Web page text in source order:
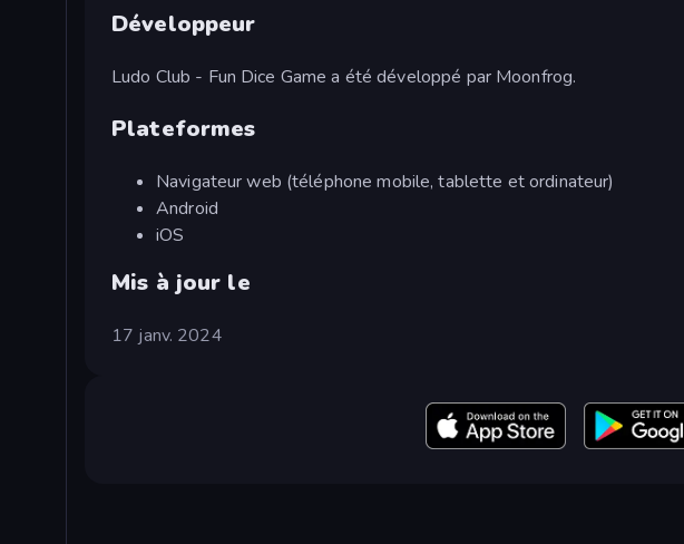
Développeur
Ludo Club - Fun Dice Game a été développé par Moonfrog.
Plateformes
Navigateur web (téléphone mobile, tablette et ordinateur)
Android
iOS
Mis à jour le
17 janv. 2024